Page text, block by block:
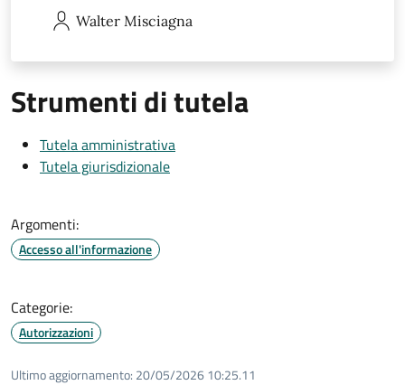
Walter Misciagna
Strumenti di tutela
Tutela amministrativa
Tutela giurisdizionale
Argomenti:
Accesso all'informazione
Categorie:
Autorizzazioni
Ultimo aggiornamento: 20/05/2026 10:25.11